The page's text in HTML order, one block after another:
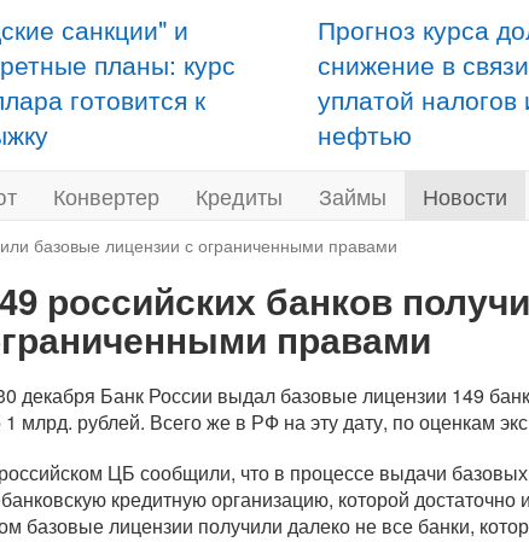
санкции" и
планы: курс
готовится к
Прогноз курса
снижение в
уплатой налогов
нефтью
Конвертер Кредиты Займы Новости
базовые лицензии с ограниченными правами
российских банков
правами
декабря Банк России выдал базовые лицензии 149
1 млрд. рублей. Всего же в РФ на эту дату, по оценкам
ЦБ сообщили, что в процессе выдачи
кредитную организацию, которой
базовые лицензии получили далеко не все банки,